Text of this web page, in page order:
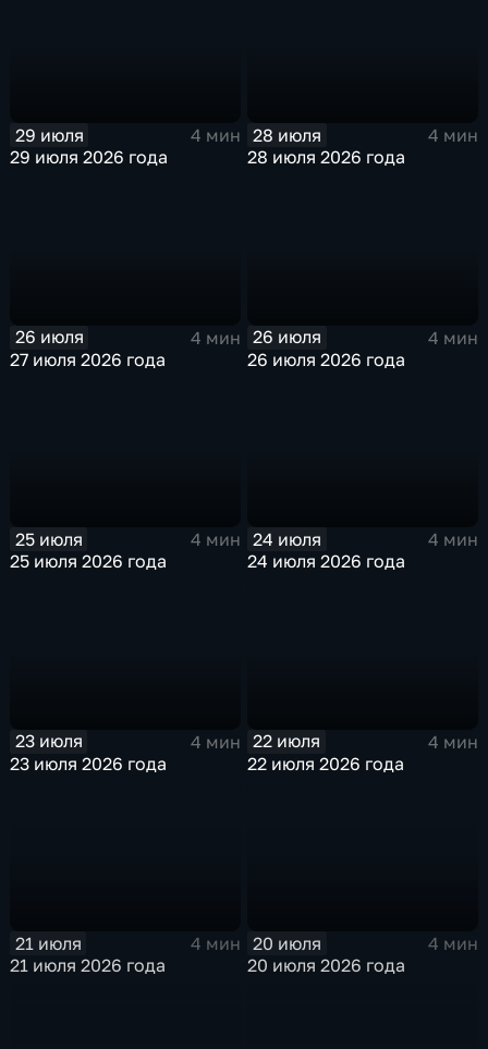
29 июля
4 мин
29 июля 2026 года
28 июля
4 мин
28 июля 2026 года
26 июля
4 мин
27 июля 2026 года
26 июля
4 мин
26 июля 2026 года
25 июля
4 мин
25 июля 2026 года
24 июля
4 мин
24 июля 2026 года
23 июля
4 мин
23 июля 2026 года
22 июля
4 мин
22 июля 2026 года
21 июля
4 мин
21 июля 2026 года
20 июля
4 мин
20 июля 2026 года